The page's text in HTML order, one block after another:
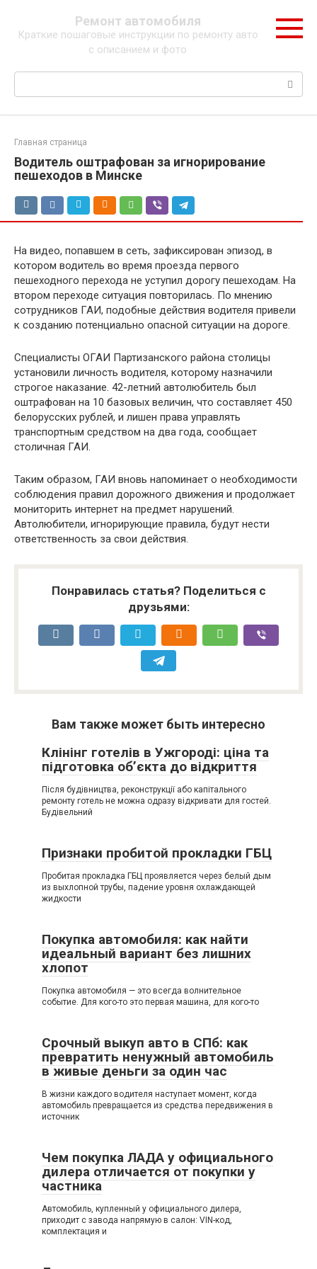
контенту
Ремонт автомобиля
Краткие пошаговые инструкции по ремонту авто
с описанием и фото
Поиск:
Главная страница
Водитель оштрафован за игнорирование
пешеходов в Минске
На видео, попавшем в сеть, зафиксирован эпизод, в
котором водитель во время проезда первого
пешеходного перехода не уступил дорогу пешеходам. На
втором переходе ситуация повторилась. По мнению
сотрудников ГАИ, подобные действия водителя привели
к созданию потенциально опасной ситуации на дороге.
Специалисты ОГАИ Партизанского района столицы
установили личность водителя, которому назначили
строгое наказание. 42-летний автолюбитель был
оштрафован на 10 базовых величин, что составляет 450
белорусских рублей, и лишен права управлять
транспортным средством на два года, сообщает
столичная ГАИ.
Таким образом, ГАИ вновь напоминает о необходимости
соблюдения правил дорожного движения и продолжает
мониторить интернет на предмет нарушений.
Автолюбители, игнорирующие правила, будут нести
ответственность за свои действия.
Понравилась статья? Поделиться с
друзьями:
Вам также может быть интересно
Клінінг готелів в Ужгороді: ціна та
підготовка об’єкта до відкриття
Після будівництва, реконструкції або капітального
ремонту готель не можна одразу відкривати для гостей.
Будівельний
Признаки пробитой прокладки ГБЦ
Пробитая прокладка ГБЦ проявляется через белый дым
из выхлопной трубы, падение уровня охлаждающей
жидкости
Покупка автомобиля: как найти
идеальный вариант без лишних
хлопот
Покупка автомобиля — это всегда волнительное
событие. Для кого-то это первая машина, для кого-то
Срочный выкуп авто в СПб: как
превратить ненужный автомобиль
в живые деньги за один час
В жизни каждого водителя наступает момент, когда
автомобиль превращается из средства передвижения в
источник
Чем покупка ЛАДА у официального
дилера отличается от покупки у
частника
Автомобиль, купленный у официального дилера,
приходит с завода напрямую в салон: VIN-код,
комплектация и